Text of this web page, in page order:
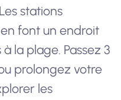
stations
en font un endroit
la plage. Passez 3
prolongez votre
les